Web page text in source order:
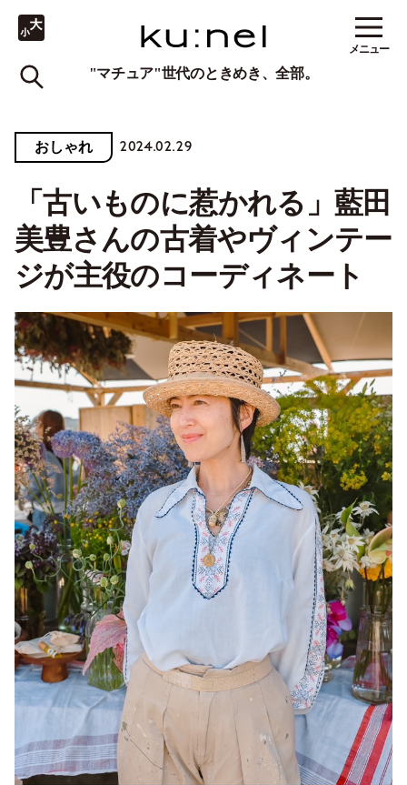
"マチュア"世代のときめき、全部。
メニュー
おしゃれ 2024.02.29
「古いものに惹かれる」藍田
美豊さんの古着やヴィンテー
ジが主役のコーディネート